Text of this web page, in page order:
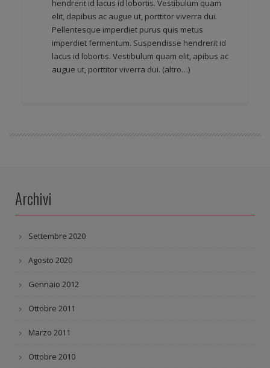
hendrerit id lacus id lobortis. Vestibulum quam
elit, dapibus ac augue ut, porttitor viverra dui.
Pellentesque imperdiet purus quis metus
imperdiet fermentum. Suspendisse hendrerit id
lacus id lobortis. Vestibulum quam elit, apibus ac
augue ut, porttitor viverra dui. (altro…)
Archivi
Settembre 2020
Agosto 2020
Gennaio 2012
Ottobre 2011
Marzo 2011
Ottobre 2010